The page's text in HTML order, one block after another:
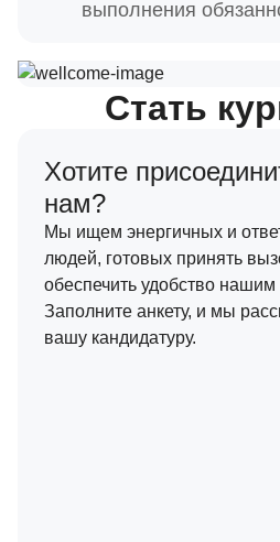
выполнения
Стать
Хотите
нам?
Мы ищем энергичных и
людей, готовых принять
обеспечить удобство нашим
Заполните анкету, и мы
вашу кандидатуру.